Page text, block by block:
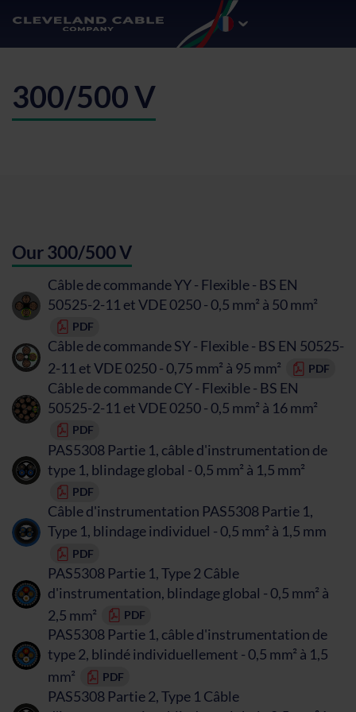
300/500 V
Our 300/500 V
Câble de commande YY - Flexible - BS EN
50525-2-11 et VDE 0250 - 0,5 mm² à 50 mm²
PDF
Câble de commande SY - Flexible - BS EN 50525-
2-11 et VDE 0250 - 0,75 mm² à 95 mm²
PDF
Câble de commande CY - Flexible - BS EN
50525-2-11 et VDE 0250 - 0,5 mm² à 16 mm²
PDF
PAS5308 Partie 1, câble d'instrumentation de
type 1, blindage global - 0,5 mm² à 1,5 mm²
PDF
Câble d'instrumentation PAS5308 Partie 1,
Type 1, blindage individuel - 0,5 mm² à 1,5 mm
PDF
PAS5308 Partie 1, Type 2 Câble
d'instrumentation, blindage global - 0,5 mm² à
2,5 mm²
PDF
PAS5308 Partie 1, câble d'instrumentation de
type 2, blindé individuellement - 0,5 mm² à 1,5
mm²
PDF
PAS5308 Partie 2, Type 1 Câble